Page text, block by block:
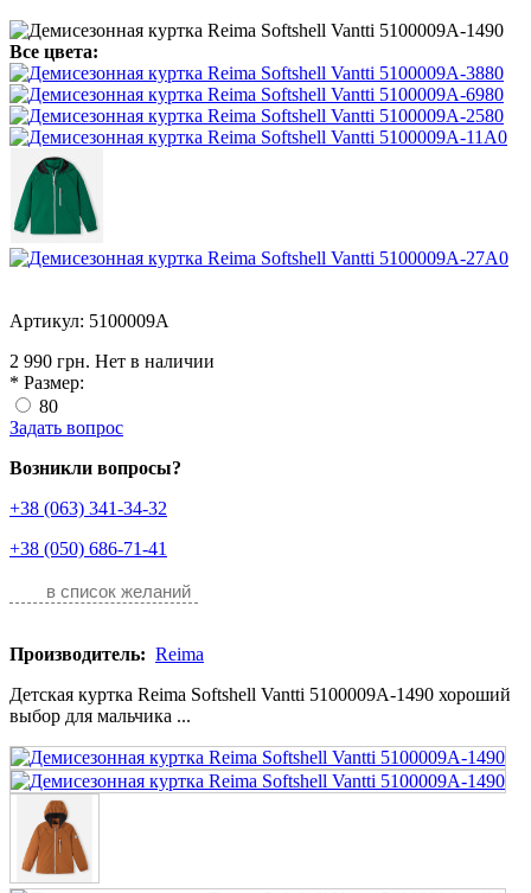
Все цвета:
Артикул: 5100009A
2 990 грн. Нет в наличии
* Размер:
80
Задать вопрос
Возникли вопросы?
+38 (063) 341-34-32
+38 (050) 686-71-41
в список желаний
Производитель: Reima
Детская куртка Reima Softshell Vantti 5100009A-1490 хороший
выбор для мальчика ...